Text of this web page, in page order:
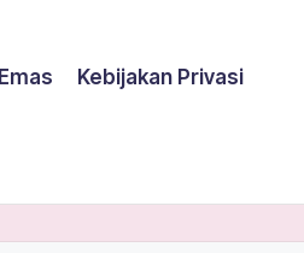
Emas Kebijakan Privasi